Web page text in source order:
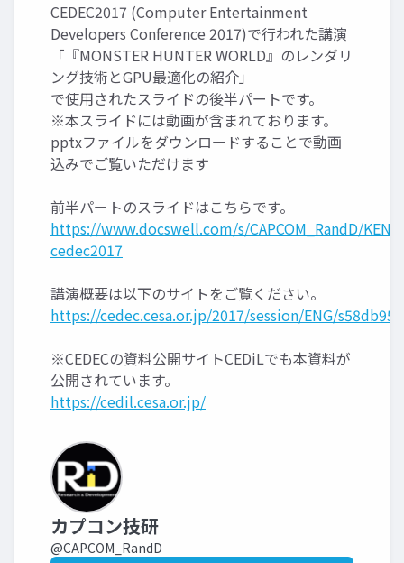
CEDEC2017 (Computer Entertainment
Developers Conference 2017)で行われた講演
「『MONSTER HUNTER WORLD』のレンダリ
ング技術とGPU最適化の紹介」
で使用されたスライドの後半パートです。
※本スライドには動画が含まれております。
pptxファイルをダウンロードすることで動画
込みでご覧いただけます
前半パートのスライドはこちらです。
https://www.docswell.com/s/CAPCOM_RandD/
cedec2017
講演概要は以下のサイトをご覧ください。
https://cedec.cesa.or.jp/2017/session/ENG/
※CEDECの資料公開サイトCEDiLでも本資料が
公開されています。
https://cedil.cesa.or.jp/
カプコン技研
@CAPCOM_RandD